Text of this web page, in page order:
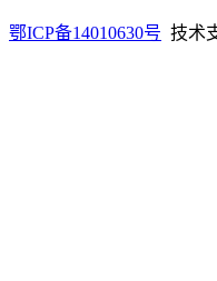
鄂ICP备14010630号 技术